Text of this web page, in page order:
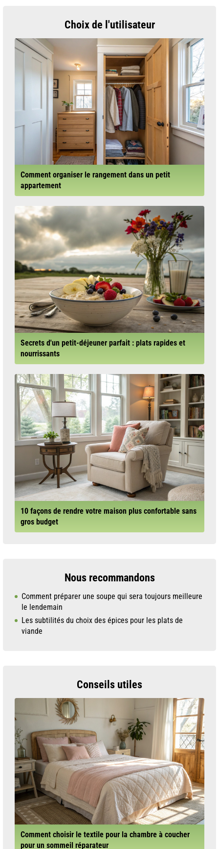
Choix de l'utilisateur
Comment organiser le rangement dans un petit
appartement
Secrets d'un petit-déjeuner parfait : plats rapides et
nourrissants
10 façons de rendre votre maison plus confortable sans
gros budget
Nous recommandons
Comment préparer une soupe qui sera toujours meilleure
le lendemain
Les subtilités du choix des épices pour les plats de
viande
Conseils utiles
Comment choisir le textile pour la chambre à coucher
pour un sommeil réparateur